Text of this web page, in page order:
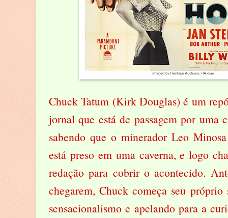
Chuck Tatum (Kirk Douglas) é um
jornal que está de passagem por uma
sabendo que o minerador Leo
está preso em uma caverna, e logo
redação para cobrir o acontecido.
chegarem, Chuck começa seu próprio
sensacionalismo e apelando para a